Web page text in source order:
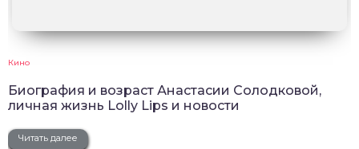
Кино
Биография и возраст Анастасии Солодковой,
личная жизнь Lolly Lips и новости
Читать далее